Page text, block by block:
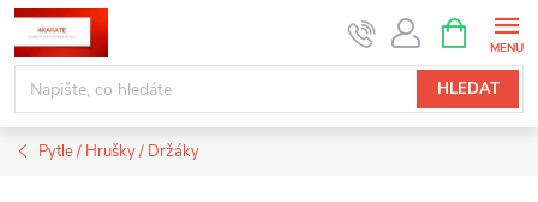
Přejít
na
obsah
HLEDAT
NÁKUPNÍ
KOŠÍK
Pytle / Hrušky / Držáky